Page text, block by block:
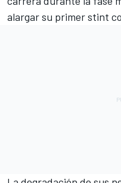
alargar su primer stint